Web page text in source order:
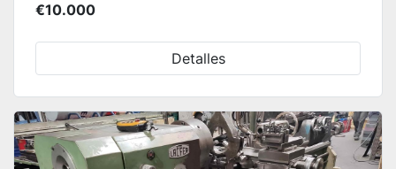
€10.000
Detalles